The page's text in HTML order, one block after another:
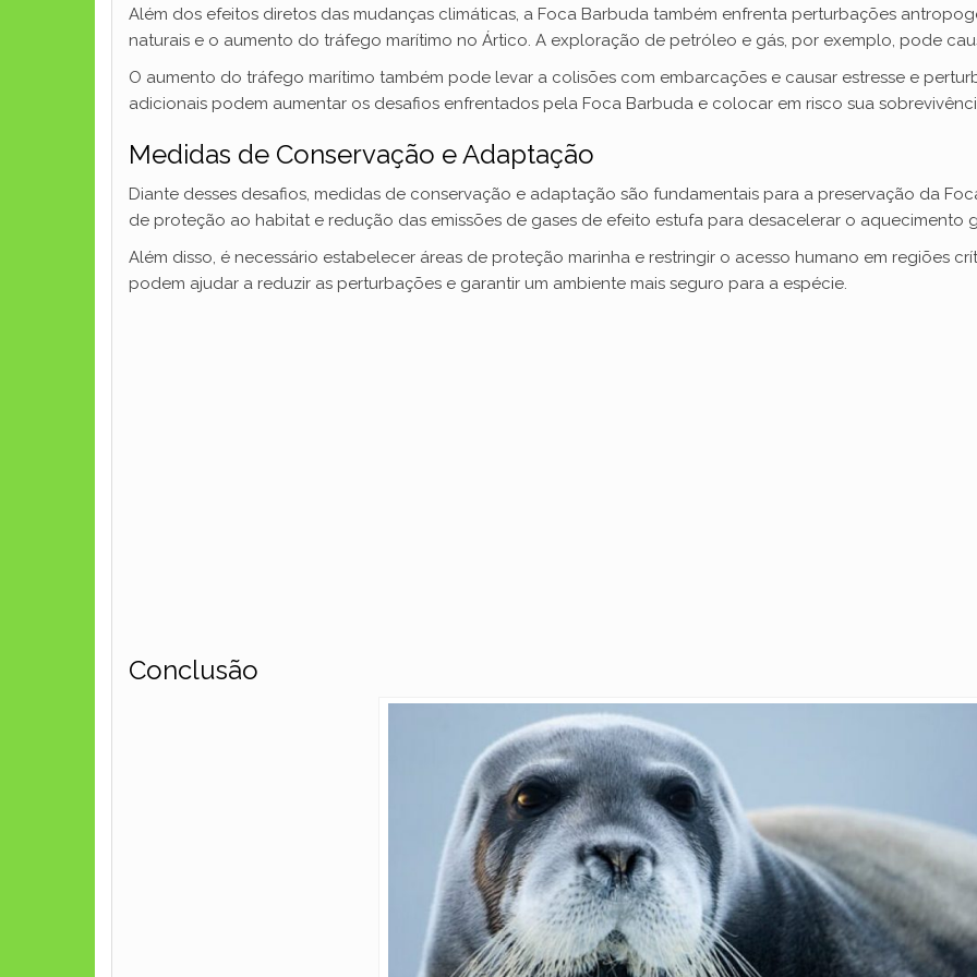
d
o
Além dos efeitos diretos das mudanças climáticas, a Foca Barbuda também enfrenta perturbações
naturais e o aumento do tráfego marítimo no Ártico. A exploração de petróleo e gás, por exemplo, pode
O aumento do tráfego marítimo também pode levar a colisões com embarcações e causar estresse e
adicionais podem aumentar os desafios enfrentados pela Foca Barbuda e colocar em risco sua
Medidas de Conservação e Adaptação
Diante desses desafios, medidas de conservação e adaptação são fundamentais para a preservação da
de proteção ao habitat e redução das emissões de gases de efeito estufa para desacelerar o aquecimento
Além disso, é necessário estabelecer áreas de proteção marinha e restringir o acesso humano em regiões
podem ajudar a reduzir as perturbações e garantir um ambiente mais seguro para a espécie.
Conclusão